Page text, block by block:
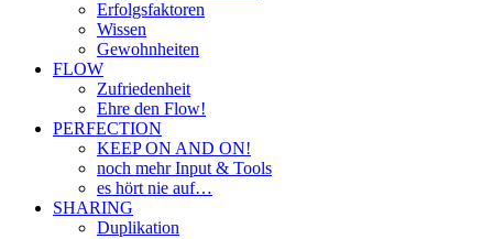
Erfolgsfaktoren
Wissen
Gewohnheiten
FLOW
Zufriedenheit
Ehre den Flow!
PERFECTION
KEEP ON AND ON!
noch mehr Input & Tools
es hört nie auf…
SHARING
Duplikation